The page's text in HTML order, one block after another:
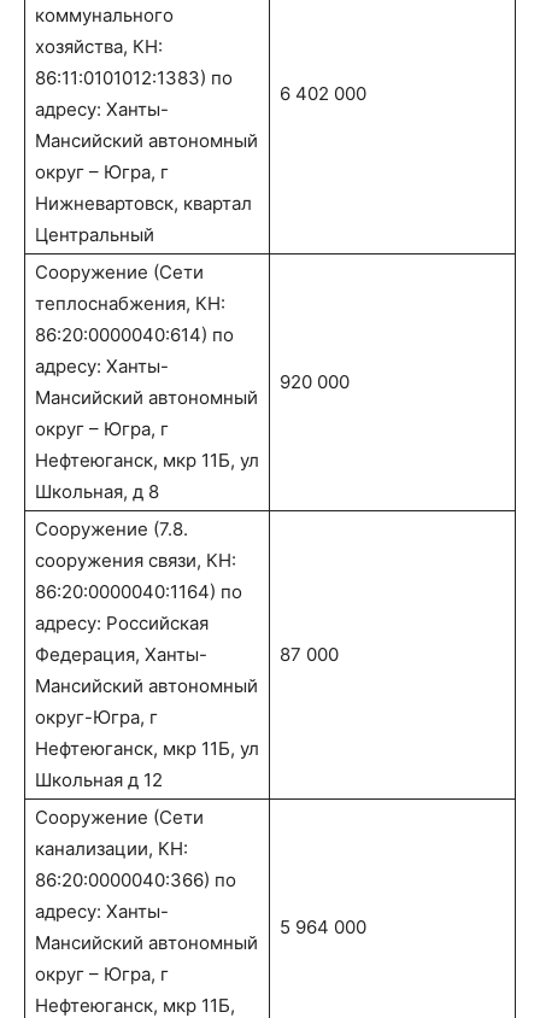
коммунального
хозяйства, КН:
86:11:0101012:1383) по
адресу: Ханты-
Мансийский автономный
округ – Югра, г
Нижневартовск, квартал
Центральный
6 402 000
Сооружение (Сети
теплоснабжения, КН:
86:20:0000040:614) по
адресу: Ханты-
Мансийский автономный
округ – Югра, г
Нефтеюганск, мкр 11Б, ул
Школьная, д 8
920 000
Сооружение (7.8.
сооружения связи, КН:
86:20:0000040:1164) по
адресу: Российская
Федерация, Ханты-
Мансийский автономный
округ-Югра, г
Нефтеюганск, мкр 11Б, ул
Школьная д 12
87 000
Сооружение (Сети
канализации, КН:
86:20:0000040:366) по
адресу: Ханты-
Мансийский автономный
округ – Югра, г
Нефтеюганск, мкр 11Б,
5 964 000